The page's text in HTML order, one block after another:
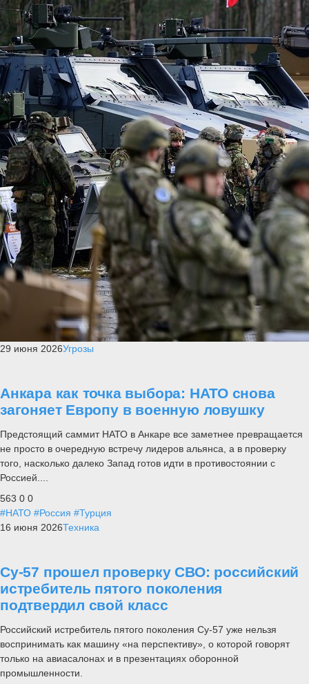
29 июня 2026Угрозы
Анкара как точка выбора: НАТО снова
загоняет Европу в военную ловушку
Предстоящий саммит НАТО в Анкаре все заметнее превращается
не просто в очередную встречу лидеров альянса, а в проверку
того, насколько далеко Запад готов идти в противостоянии с
Россией....
563 0 0
#НАТО #Россия #Турция
16 июня 2026Техника
Су-57 прошел проверку СВО: российский
истребитель пятого поколения
подтвердил свой класс
Российский истребитель пятого поколения Су-57 уже нельзя
воспринимать как машину «на перспективу», о которой говорят
только на авиасалонах и в презентациях оборонной
промышленности.